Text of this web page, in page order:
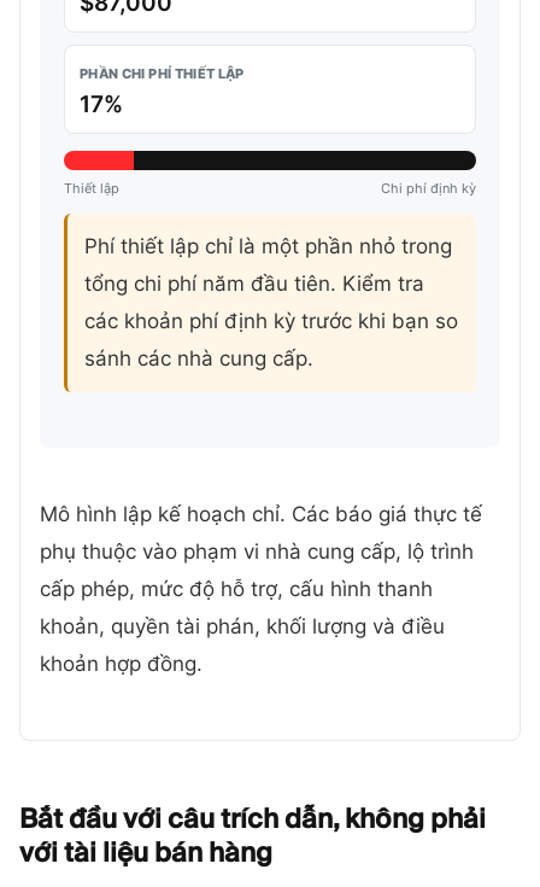
PHẦN CHI PHÍ THIẾT LẬP
17%
Thiết lập Chi phí định kỳ
Phí thiết lập chỉ là một phần nhỏ trong
tổng chi phí năm đầu tiên. Kiểm tra
các khoản phí định kỳ trước khi bạn so
sánh các nhà cung cấp.
Mô hình lập kế hoạch chỉ. Các báo giá thực tế
phụ thuộc vào phạm vi nhà cung cấp, lộ trình
cấp phép, mức độ hỗ trợ, cấu hình thanh
khoản, quyền tài phán, khối lượng và điều
khoản hợp đồng.
Bắt đầu với câu trích dẫn, không phải
với tài liệu bán hàng